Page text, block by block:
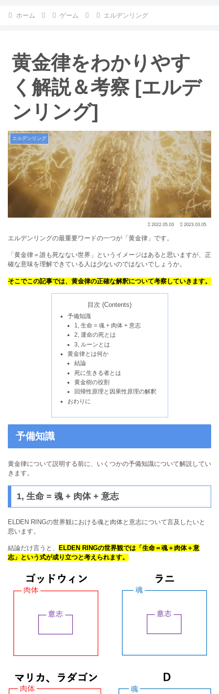
ホーム ゲーム エルデンリング
黄金律をわかりやす
く解説＆考察 [エルデ
ンリング]
エルデンリング
2022.05.03 2023.03.05
エルデンリングの最重要ワードの一つが「黄金律」です。
「黄金律＝誰も死なない世界」というイメージはあると思いますが、正
確な意味を理解できている人は少ないのではないでしょうか。
そこでこの記事では、黄金律の正確な解釈について考察していきます。
目次 (Contents)
予備知識
1, 生命 = 魂 + 肉体 + 意志
2, 運命の死とは
3, ルーンとは
黄金律とは何か
結論
死に生きる者とは
黄金樹の役割
回帰性原理と因果性原理の解釈
おわりに
予備知識
黄金律について説明する前に、いくつかの予備知識について解説してい
きます。
1, 生命 = 魂 + 肉体 + 意志
ELDEN RINGの世界観における魂と肉体と意志について言及したいと
思います。
結論だけ言うと、
ELDEN RINGの世界観では「生命＝魂＋肉体＋意
志」という式が成り立つと考えられます。